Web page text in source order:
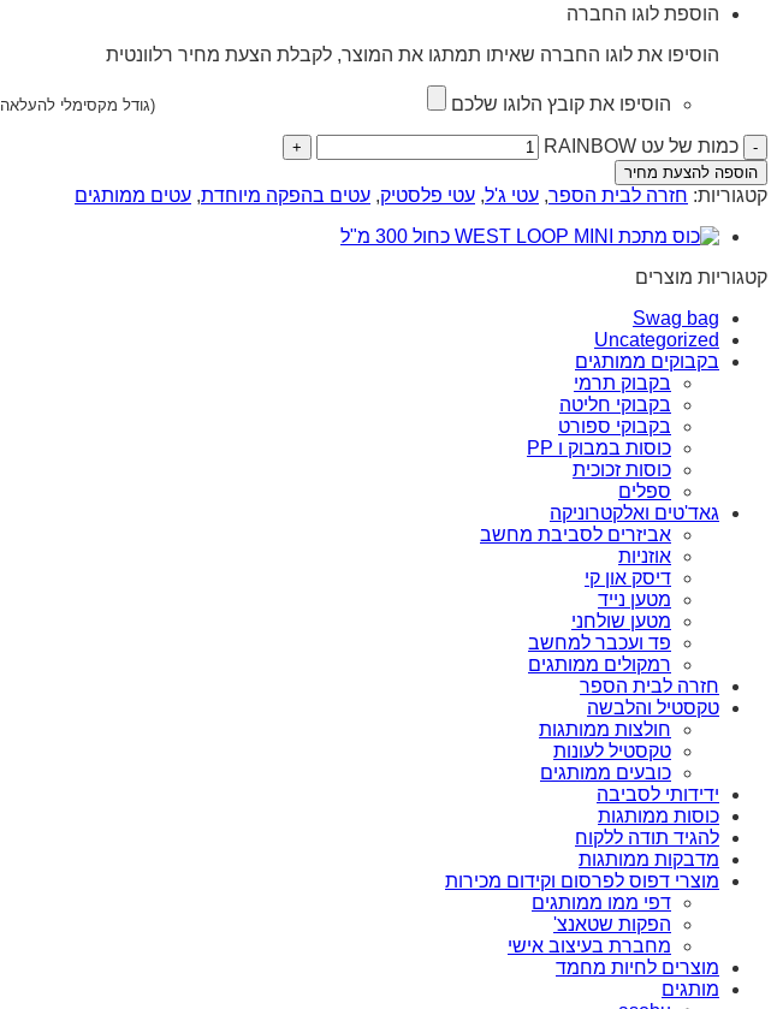
הוספת לוגו החברה
הוסיפו את לוגו החברה שאיתו תמתגו את המוצר, לקבלת הצעת מחיר רלוונטית
הוסיפו את קובץ הלוגו שלכם (גודל מקסימלי להעלאה 24 MB)
כמות של עט RAINBOW
הוספה להצעת מחיר
קטגוריות: חזרה לבית הספר, עטי ג'ל, עטי פלסטיק, עטים בהפקה מיוחדת, עטים ממותגים
קטגוריות מוצרים
Swag bag
Uncategorized
בקבוקים ממותגים
בקבוק תרמי
בקבוקי חליטה
בקבוקי ספורט
כוסות במבוק ו PP
כוסות זכוכית
ספלים
גאד'טים ואלקטרוניקה
אביזרים לסביבת מחשב
אוזניות
דיסק און קי
מטען נייד
מטען שולחני
פד ועכבר למחשב
רמקולים ממותגים
חזרה לבית הספר
טקסטיל והלבשה
חולצות ממותגות
טקסטיל לעונות
כובעים ממותגים
ידידותי לסביבה
כוסות ממותגות
להגיד תודה ללקוח
מדבקות ממותגות
מוצרי דפוס לפרסום וקידום מכירות
דפי ממו ממותגים
הפקות שטאנצ'
מחברת בעיצוב אישי
מוצרים לחיות מחמד
מותגים